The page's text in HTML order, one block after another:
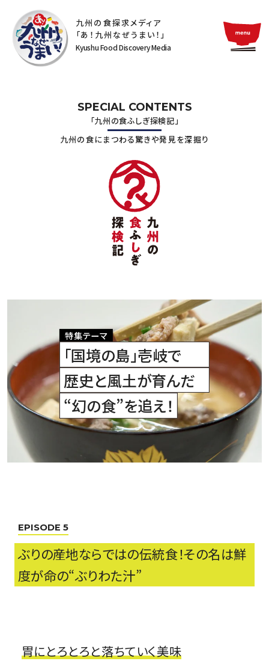
九州の食探求メディア
「あ！九州なぜうまい！」
Kyushu Food Discovery Media
SPECIAL CONTENTS
「九州の食ふしぎ探検記」
九州の食にまつわる驚きや発見を深掘り
特集テーマ
「国境の島」壱岐で
歴史と風土が育んだ
“幻の食”を追え！
EPISODE 5
ぶりの産地ならではの伝統食！その名は鮮
度が命の“ぶりわた汁”
胃にとろとろと落ちていく美味